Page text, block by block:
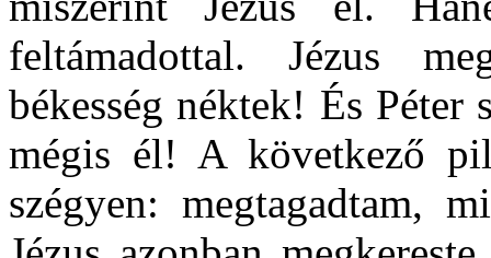
feltámadottal. Jézus
békesség néktek! És
mégis él! A következő
szégyen: megtagadtam,